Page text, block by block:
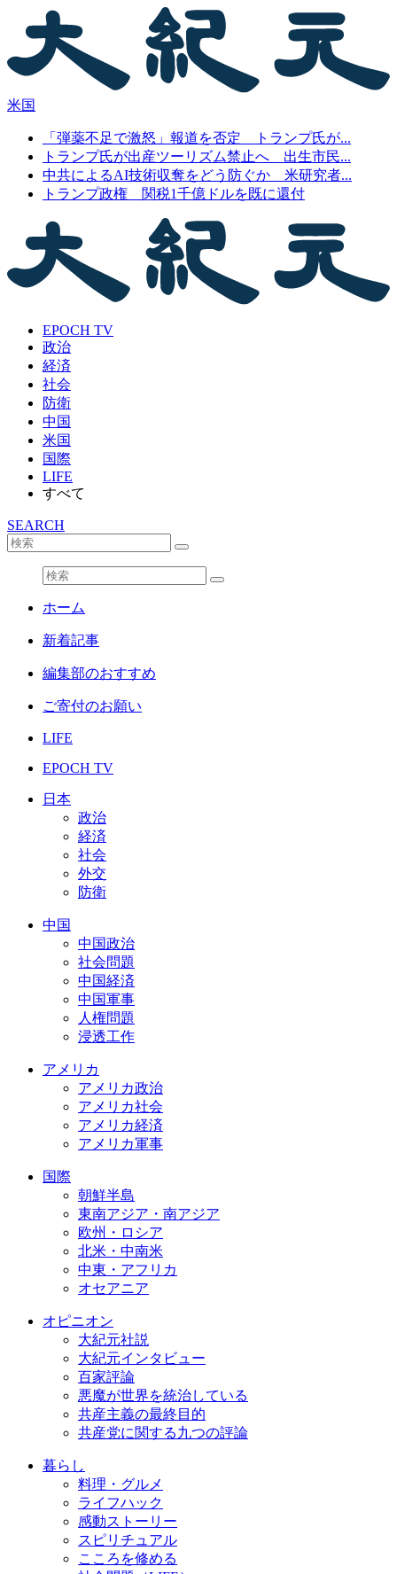
米国
「弾薬不足で激怒」報道を否定 トランプ氏が...
トランプ氏が出産ツーリズム禁止へ 出生市民...
中共によるAI技術収奪をどう防ぐか 米研究者...
トランプ政権 関税1千億ドルを既に還付
EPOCH TV
政治
経済
社会
防衛
中国
米国
国際
LIFE
すべて
SEARCH
ホーム
新着記事
編集部のおすすめ
ご寄付のお願い
LIFE
EPOCH TV
日本
政治
経済
社会
外交
防衛
中国
中国政治
社会問題
中国経済
中国軍事
人権問題
浸透工作
アメリカ
アメリカ政治
アメリカ社会
アメリカ経済
アメリカ軍事
国際
朝鮮半島
東南アジア・南アジア
欧州・ロシア
北米・中南米
中東・アフリカ
オセアニア
オピニオン
大紀元社説
大紀元インタビュー
百家評論
悪魔が世界を統治している
共産主義の最終目的
共産党に関する九つの評論
暮らし
料理・グルメ
ライフハック
感動ストーリー
スピリチュアル
こころを修める